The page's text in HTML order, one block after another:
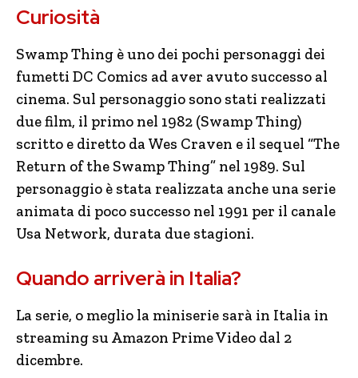
Curiosità
Swamp Thing è uno dei pochi personaggi dei
fumetti DC Comics ad aver avuto successo al
cinema. Sul personaggio sono stati realizzati
due film, il primo nel 1982 (Swamp Thing)
scritto e diretto da Wes Craven e il sequel “The
Return of the Swamp Thing” nel 1989. Sul
personaggio è stata realizzata anche una serie
animata di poco successo nel 1991 per il canale
Usa Network, durata due stagioni.
Quando arriverà in Italia?
La serie, o meglio la miniserie sarà in Italia in
streaming su Amazon Prime Video dal 2
dicembre.